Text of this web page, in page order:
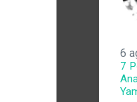
6
7